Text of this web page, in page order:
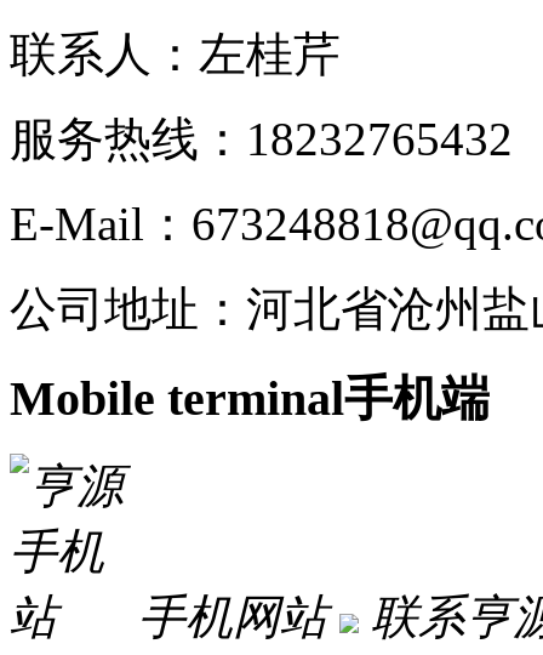
联系人：左桂芹
服务热线：18232765432
E-Mail：
公司地址：河北省沧州
Mobile terminal手机端
手机网站
联系亨